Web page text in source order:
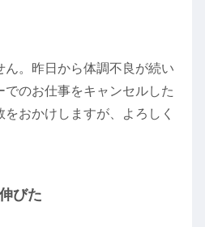
ん。昨日から体調不良が続い
のお仕事をキャンセルした
おかけしますが、よろしく
びた